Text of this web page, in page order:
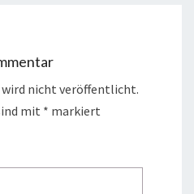
wird nicht veröffentlicht.
mit * markiert